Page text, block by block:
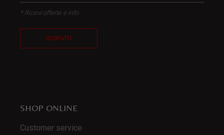
* Ricevi offerte e info
ISCRIVITI
SHOP ONLINE
Customer service